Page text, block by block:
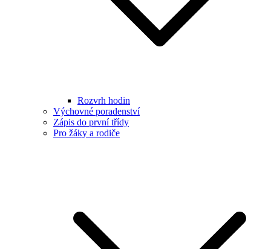
Rozvrh hodin
Výchovné poradenství
Zápis do první třídy
Pro žáky a rodiče